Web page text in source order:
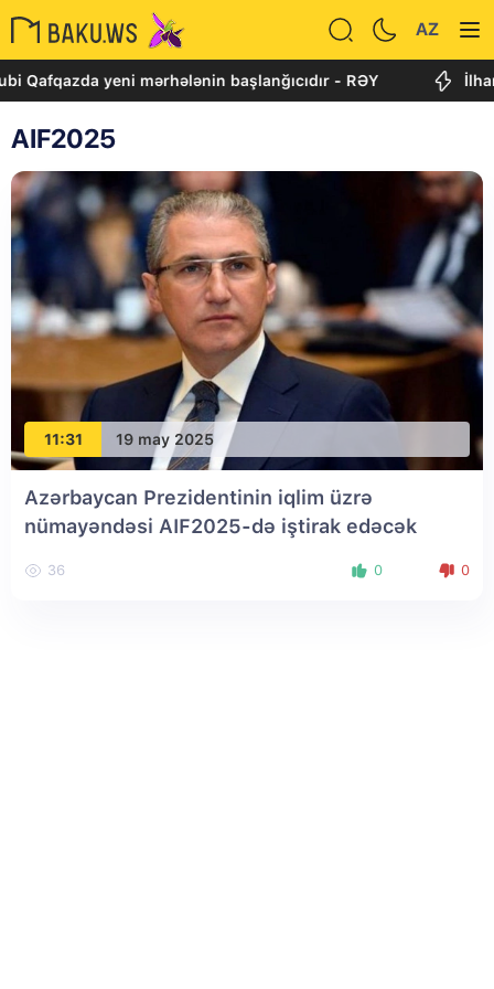
AZ
Qafqazda yeni mərhələnin başlanğıcıdır - RƏY
AIF2025
11:31 19 may 2025
Azərbaycan Prezidentinin iqlim üzrə
nümayəndəsi AIF2025-də iştirak edəcək
36 0 0